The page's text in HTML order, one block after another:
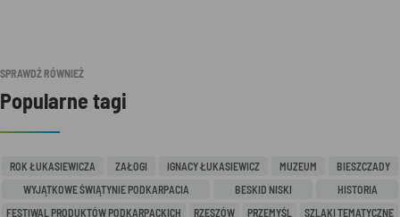
SPRAWDŹ RÓWNIEŻ
Popularne tagi
ROK ŁUKASIEWICZA ZAŁOGI IGNACY ŁUKASIEWICZ MUZEUM
BIESZCZADY
WYJĄTKOWE ŚWIĄTYNIE PODKARPACIA
BESKID NISKI
HISTORIA
FESTIWAL PRODUKTÓW PODKARPACKICH
RZESZÓW PRZEMYŚL
SZLAKI TEMATYCZNE